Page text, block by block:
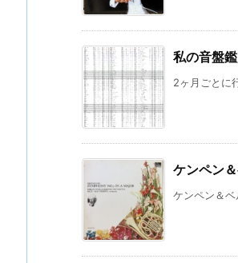
私の音盤
2ヶ月ごとに
ケンペン
ケンペン＆